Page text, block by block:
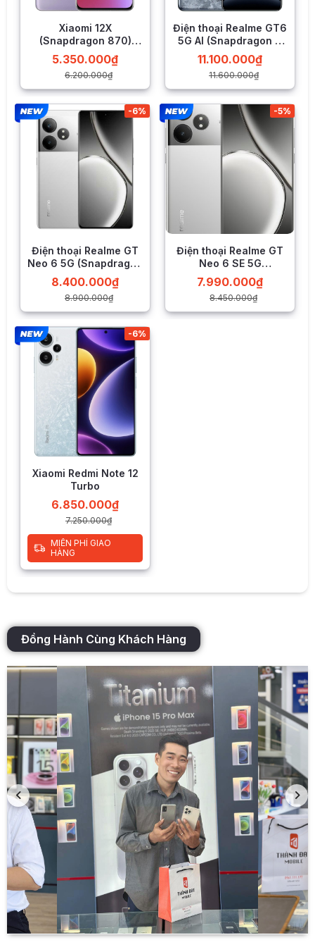
với độ sáng trên màn hình của bản tiền nhiệm, cho phép
hiển thị tốt trong môi trường ánh sáng mạnh ngay cả dưới
ánh nắng mặt trời.
Với kích 6,67 inch đi kèm độ phân giải 1.5K (1220 x 2712
pixel) cho tỷ lệ 20:9 quen thuộc mang lại không gian rộng
rãi cho nội dung theo chiều dọc, tái tạo hình ảnh sắc nét, nội
dung rõ ràng với mật độ điểm ảnh lên tới 446 ppi.
Camera 200MP cực khủng, quay phim 4K
Xiaomi Note 13 Pro có thiết lập 3 camera sau với camera
chính 200MP (góc rộng) có PDAF và OIS, mang đến khả
năng chụp ảnh rất sắc nét và ổn định ngay cả trong điều
kiện ánh sáng thấp. Camera góc siêu rộng 8 MP với f/2.2
cho phép bắt góc rộng 120˚, hỗ trợ việc chụp ảnh toàn cảnh
hoặc chụp ảnh hội đồng nhiều người. Camera macro 2MP
f/2.4 cho phép tạo ra các bức ảnh cận cảnh với chi tiết sắc
nét, rõ ràng.
Danh sách 5 điện thoại có Camera chính 200MP:
Xiaomi Note 13 Pro
Xiaomi Note 13 Pro Plus
Redmi Note 12 Pro+
Realme 11 Pro Plus
Samsung Galaxy S23 Ultra200MP OIS
Chế độ quay phim ấn tượng, có khả năng ghi hình
4K@30fps, 1080p tốc độ 120fps, giúp người dùng sáng tạo
ra các video chất lượng cao với nhiều tùy chọn khác nhau.
Xiaomi 12X
(Snapdragon 870)
LIKENEW
6.200.000₫
5.350.000₫
Điện thoại Realme GT6
5G AI (Snapdragon 8
Gen 3)
11.600.000₫
11.100.000₫
-6%
Điện thoại Realme GT
Neo 6 5G (Snapdragon
8s Gen 3)
8.900.000₫
8.400.000₫
-5%
Điện thoại Realme GT
Neo 6 SE 5G
(Snapdragon 7+ Gen
3)
8.450.000₫
7.990.000₫
-6%
Xiaomi Redmi Note 12
Turbo
7.250.000₫
6.850.000₫
MIỄN PHÍ GIAO
HÀNG
Đồng Hành Cùng Khách Hàng